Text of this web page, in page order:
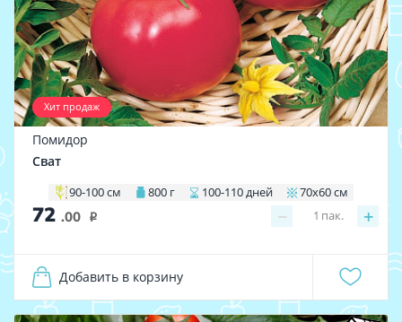
Хит продаж
Помидор
Сват
90-100 см 800 г 100-110 дней 70х60 см
72 .00 i − +
1 пак.
Добавить в корзину